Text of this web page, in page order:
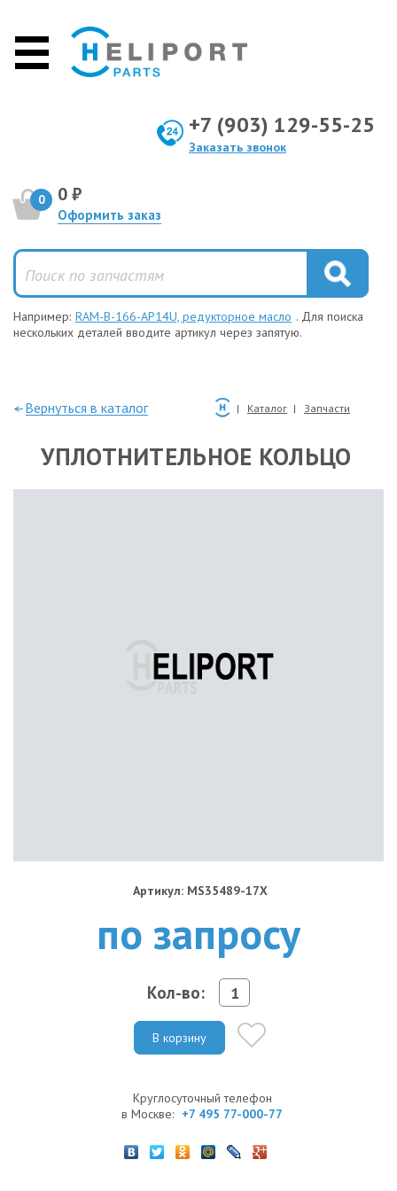
+7 (903) 129-55-25
Заказать звонок
0 0 ₽
Оформить заказ
Например: RAM-B-166-AP14U, редукторное масло . Для поиска
нескольких деталей вводите артикул через запятую.
—Вернуться в каталог Каталог Запчасти
УПЛОТНИТЕЛЬНОЕ КОЛЬЦО
Артикул: MS35489-17X
по запросу
Кол-во:
В корзину
Круглосуточный телефон
в Москве: +7 495 77-000-77